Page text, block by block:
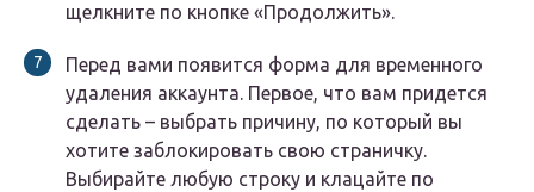
щелкните по кнопке «Продолжить».
Перед вами появится форма для временного
удаления аккаунта. Первое, что вам придется
сделать – выбрать причину, по который вы
хотите заблокировать свою страничку.
Выбирайте любую строку и клацайте по